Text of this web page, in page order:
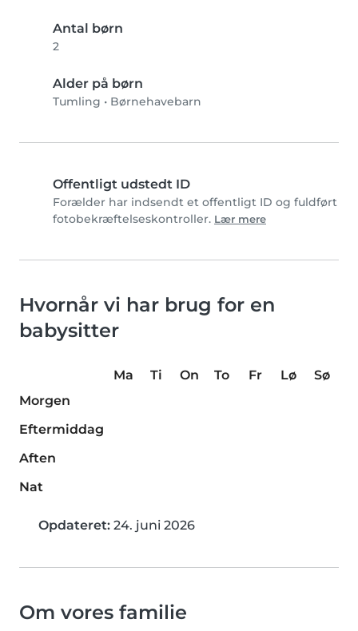
Antal børn
2
Alder på børn
Tumling • Børnehavebarn
Offentligt udstedt ID
Forælder har indsendt et offentligt ID og fuldført
fotobekræftelseskontroller. Lær mere
Hvornår vi har brug for en
babysitter
Ma Ti On To Fr Lø
Sø
Morgen
Eftermiddag
Aften
Nat
Opdateret: 24. juni 2026
Om vores familie